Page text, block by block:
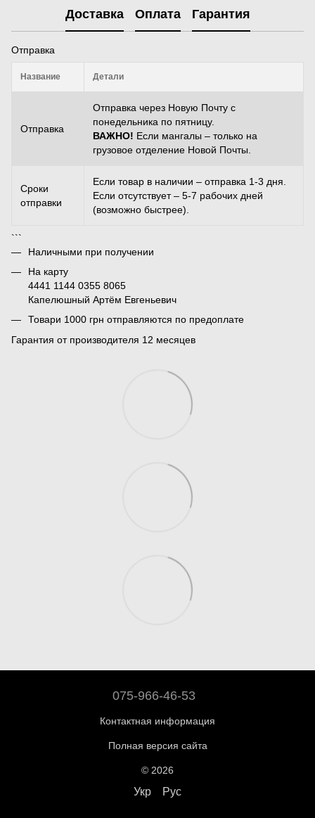
Доставка Оплата Гарантия
Отправка
Название Детали
Отправка
Отправка через Новую Почту с
понедельника по пятницу.
ВАЖНО! Если мангалы – только на
грузовое отделение Новой Почты.
Сроки
отправки
Если товар в наличии – отправка 1-3 дня.
Если отсутствует – 5-7 рабочих дней
(возможно быстрее).
```
Наличными при получении
На карту
4441 1144 0355 8065
Капелюшный Артём Евгеньевич
Товари 1000 грн отправляются по предоплате
Гарантия от производителя 12 месяцев
075-966-46-53
Контактная информация
Полная версия сайта
© 2026
Укр Рус